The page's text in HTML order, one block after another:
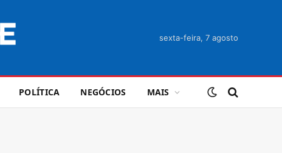
sexta-feira, 7 agosto
POLÍTICA NEGÓCIOS MAIS